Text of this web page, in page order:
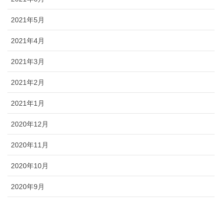
2021年5月
2021年4月
2021年3月
2021年2月
2021年1月
2020年12月
2020年11月
2020年10月
2020年9月